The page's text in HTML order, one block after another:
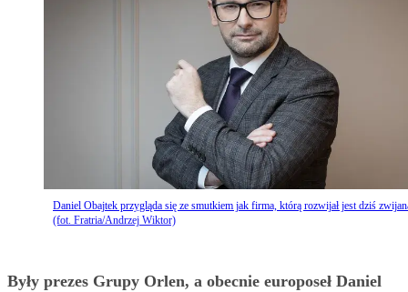
Daniel Obajtek przygląda się ze smutkiem jak firma, którą rozwijał jest dziś
(fot. Fratria/Andrzej Wiktor)
Były prezes Grupy Orlen, a obecnie europoseł Daniel